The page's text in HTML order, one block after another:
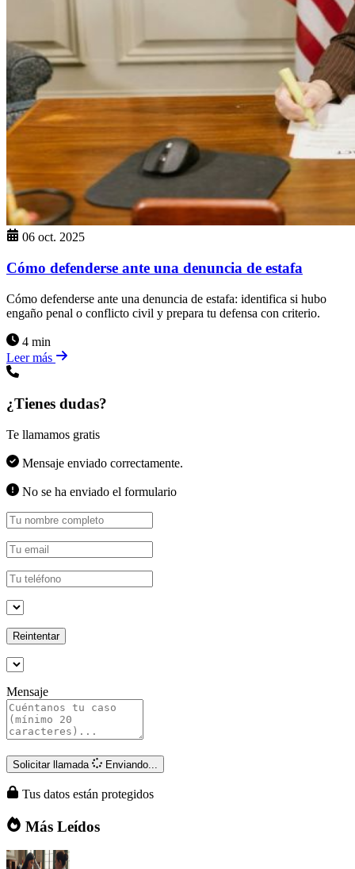
06 oct. 2025
Cómo defenderse ante una denuncia de estafa
Cómo defenderse ante una denuncia de estafa: identifica si hubo
engaño penal o conflicto civil y prepara tu defensa con criterio.
4 min
Leer más
¿Tienes dudas?
Te llamamos gratis
Mensaje enviado correctamente.
No se ha enviado el formulario
Reintentar
Mensaje
Solicitar llamada Enviando...
Tus datos están protegidos
Más Leídos